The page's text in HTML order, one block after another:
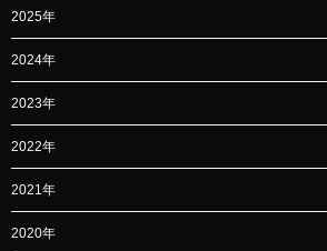
2025年
2024年
2023年
2022年
2021年
2020年